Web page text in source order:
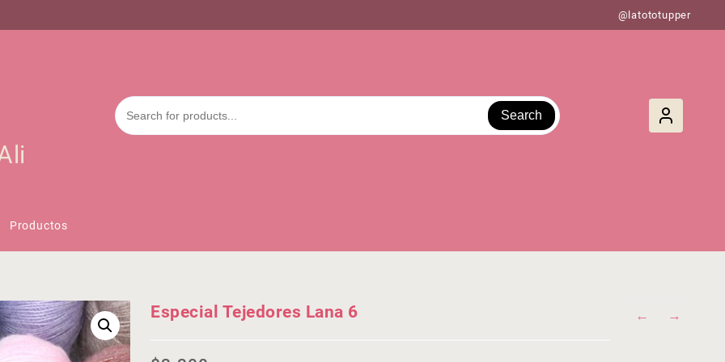
@latototupper
Search
Productos
← →
Especial Tejedores Lana 6